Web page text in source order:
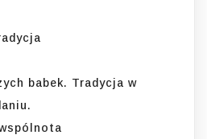
babek. Tradycja w